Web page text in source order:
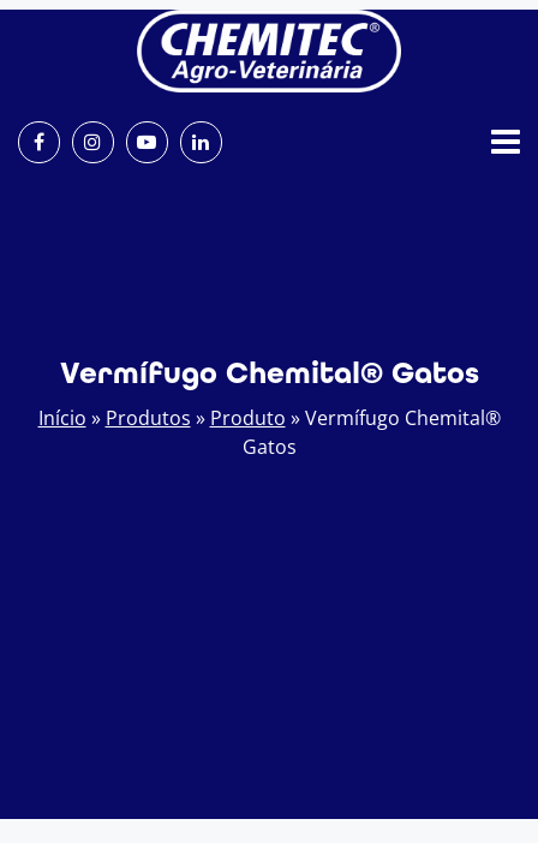
Vermífugo Chemital® Gatos
Início » Produtos » Produto »Vermífugo Chemital®
Gatos